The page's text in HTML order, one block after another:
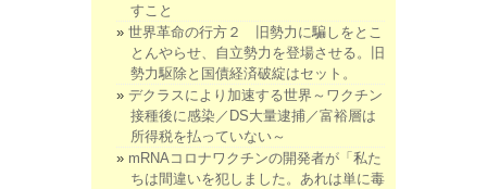
すこと
世界革命の行方２ 旧勢力に騙しをとこ
とんやらせ、自立勢力を登場させる。旧
勢力駆除と国債経済破綻はセット。
デクラスにより加速する世界～ワクチン
接種後に感染／DS大量逮捕／富裕層は
所得税を払っていない～
mRNAコロナワクチンの開発者が「私た
ちは間違いを犯しました。あれは単に毒